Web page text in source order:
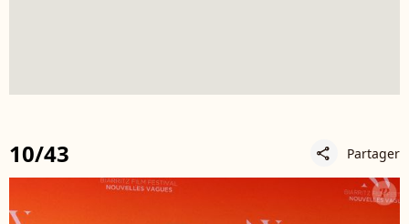
10/43 share Partager